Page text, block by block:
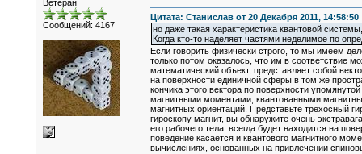
Ветеран
Сообщений: 4167
Цитата: Станислав от 20 Декабря 2011, 14:58:50
но даже такая характеристика квантовой
Когда кто-то наделяет частями неделимое по
Если говорить физически строго, то мы имеем
только потом оказалось, что им в соответствие
математический объект, представляет собой
на поверхности единичной сферы в том же
кончика этого вектора по поверхности
магнитными моментами, квантованными
магнитных ориентаций. Представьте трехосный
гироскопу магнит, вы обнаружите очень
его рабочего тела всегда будет находится на
поведение касается и квантового магнитного
вычислениях, основанных на привлечении